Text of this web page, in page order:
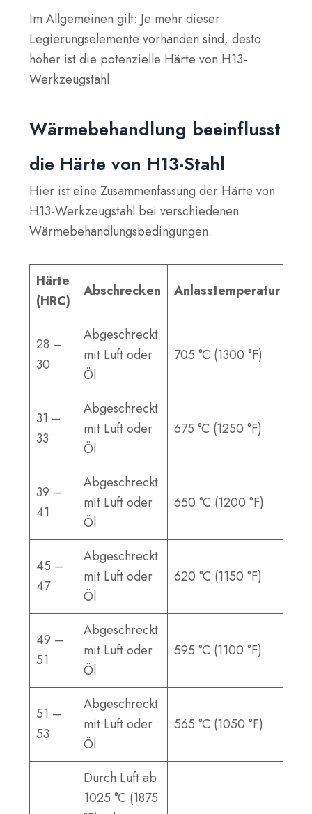
Im Allgemeinen gilt: Je mehr dieser
Legierungselemente vorhanden sind, desto
höher ist die potenzielle Härte von H13-
Werkzeugstahl.
Wärmebehandlung beeinflusst
die Härte von H13-Stahl
Hier ist eine Zusammenfassung der Härte von
H13-Werkzeugstahl bei verschiedenen
Wärmebehandlungsbedingungen.
Härte
(HRC)
Abschrecken Anlasstemperatur
28 –
30
Abgeschreckt
mit Luft oder
Öl
705 °C (1300 °F)
31 –
33
Abgeschreckt
mit Luft oder
Öl
675 °C (1250 °F)
39 –
41
Abgeschreckt
mit Luft oder
Öl
650 °C (1200 °F)
45 –
47
Abgeschreckt
mit Luft oder
Öl
620 °C (1150 °F)
49 –
51
Abgeschreckt
mit Luft oder
Öl
595 °C (1100 °F)
51 –
53
Abgeschreckt
mit Luft oder
Öl
565 °C (1050 °F)
Durch Luft ab
1025 °C (1875